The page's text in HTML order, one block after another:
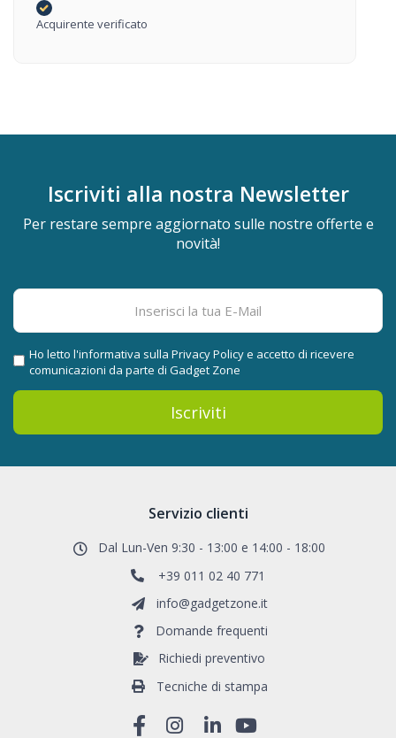
Acquirente verificato
Iscriviti alla nostra Newsletter
Per restare sempre aggiornato sulle nostre offerte e
novità!
Iscriviti
Ho letto l'informativa sulla Privacy Policye accetto di ricevere
comunicazioni da parte di Gadget Zone
Servizio clienti
Dal Lun-Ven 9:30 - 13:00 e 14:00 - 18:00
+39 011 02 40 771
info@gadgetzone.it
Domande frequenti
Richiedi preventivo
Tecniche di stampa